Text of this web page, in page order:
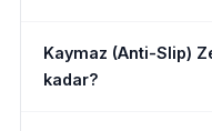
Kaymaz (Anti-Slip)
kadar?